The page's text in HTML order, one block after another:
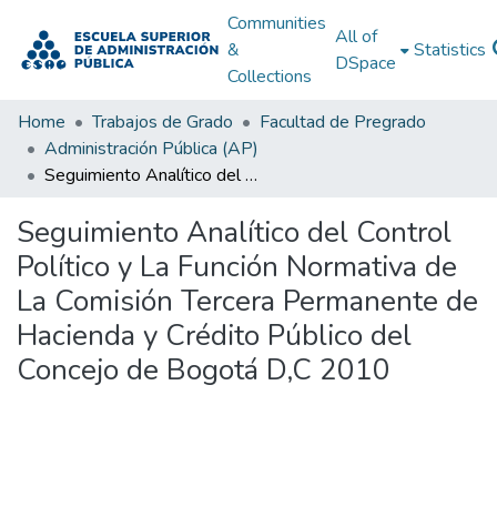
Communities
&
Collections
All of
DSpace
Statistics
Home Trabajos de Grado
Facultad de Pregrado
Administración Pública (AP)
Seguimiento Analítico del Control Político y La Función Normativa de La Comisión Tercera Permanente de Hacienda y Crédito Público del Concejo de Bogotá D,C 2010
Seguimiento Analítico del Control
Político y La Función Normativa de
La Comisión Tercera Permanente de
Hacienda y Crédito Público del
Concejo de Bogotá D,C 2010